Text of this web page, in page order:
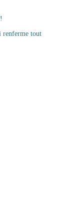
renferme tout